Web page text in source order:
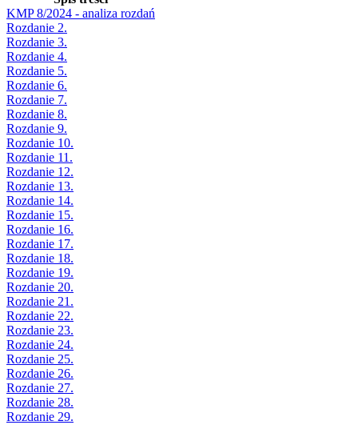
KMP 8/2024 - analiza rozdań
Rozdanie 2.
Rozdanie 3.
Rozdanie 4.
Rozdanie 5.
Rozdanie 6.
Rozdanie 7.
Rozdanie 8.
Rozdanie 9.
Rozdanie 10.
Rozdanie 11.
Rozdanie 12.
Rozdanie 13.
Rozdanie 14.
Rozdanie 15.
Rozdanie 16.
Rozdanie 17.
Rozdanie 18.
Rozdanie 19.
Rozdanie 20.
Rozdanie 21.
Rozdanie 22.
Rozdanie 23.
Rozdanie 24.
Rozdanie 25.
Rozdanie 26.
Rozdanie 27.
Rozdanie 28.
Rozdanie 29.